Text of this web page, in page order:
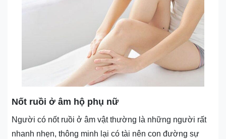
Nốt ruồi ở âm hộ phụ nữ
Người có nốt ruồi ở âm vật thường là những người rất
nhanh nhẹn, thông minh lại có tài nên con đường sự